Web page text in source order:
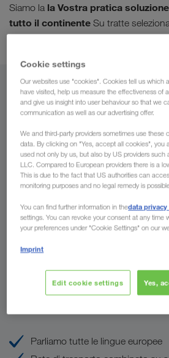
Siamo la la Vostra pratica
tutto il continente Su tratte
neltrasporto combinato.
Da
Svizzera
Parliamo tutte le lingue europee
Cookie settings
Our websites use "cookies". Cookies tell us which
have visited, help us measure the effectiveness of
and give us insight into user behaviour so that we
communication as well as our advertising offer.
We and third-party providers sometimes use these
data. By clicking on "Yes, accept all cookies", you
used not only by us, but also by US providers such
LLC. Compared to European providers there is a
This is due to the fact that US authorities can
monitoring purposes and no legal remedy is
You can find further information in thedata
settings. You can revoke your consent at any time
your preferences under "Cookie Settings" on our
Imprint
Edit cookie settings Yes,